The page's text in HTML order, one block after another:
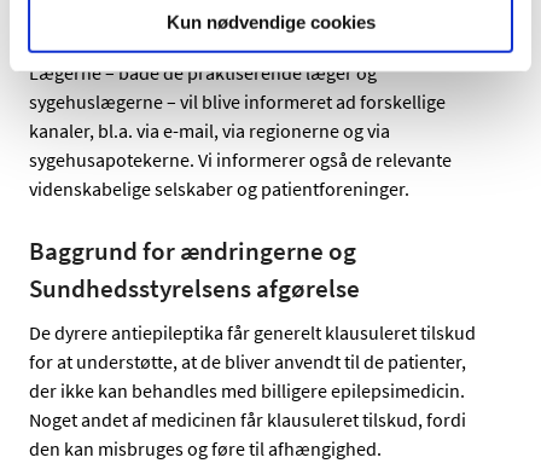
Kun nødvendige cookies
Lægerne – både de praktiserende læger og
sygehuslægerne – vil blive informeret ad forskellige
kanaler, bl.a. via e-mail, via regionerne og via
sygehusapotekerne. Vi informerer også de relevante
videnskabelige selskaber og patientforeninger.
Baggrund for ændringerne og
Sundhedsstyrelsens afgørelse
De dyrere antiepileptika får generelt klausuleret tilskud
for at understøtte, at de bliver anvendt til de patienter,
der ikke kan behandles med billigere epilepsimedicin.
Noget andet af medicinen får klausuleret tilskud, fordi
den kan misbruges og føre til afhængighed.